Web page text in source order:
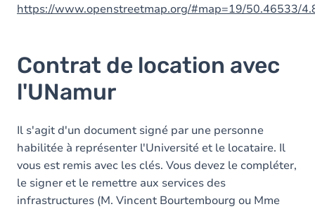
https://www.openstreetmap.org/#map=19/50.46533/
Contrat de location avec
l'UNamur
Il s'agit d'un document signé par une personne
habilitée à représenter l'Université et le locataire. Il
vous est remis avec les clés. Vous devez le compléter,
le signer et le remettre aux services des
infrastructures (M. Vincent Bourtembourg ou Mme